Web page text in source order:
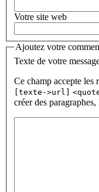
Votre site web
Ajoutez votre
Texte de votre
Ce champ accepte les
[texte->url]
créer des